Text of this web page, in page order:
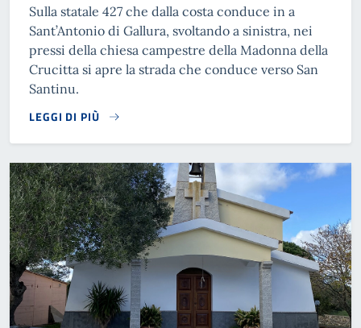
Sulla statale 427 che dalla costa conduce in a
Sant’Antonio di Gallura, svoltando a sinistra, nei
pressi della chiesa campestre della Madonna della
Crucitta si apre la strada che conduce verso San
Santinu.
LEGGI DI PIÙ